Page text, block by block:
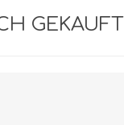
GEKAUFT